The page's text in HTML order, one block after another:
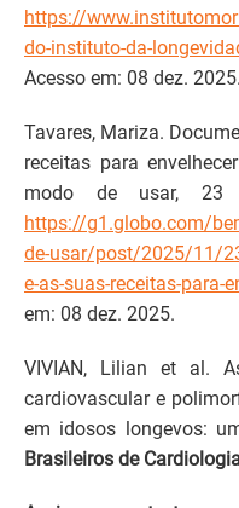
https://
do-instituto-da-
Acesso em: 08 dez. 2025.
Tavares, Mariza.
receitas para
modo de usar, 23
https://g1.globo.com/
de-usar/post/2025/11/
e-as-suas-receitas-para-
em: 08 dez. 2025.
VIVIAN, Lilian et al.
cardiovascular e
em idosos longevos:
Brasileiros de